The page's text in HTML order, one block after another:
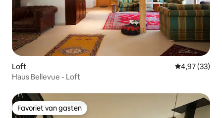
Loft Gemiddelde
4,97 (33)
Haus Bellevue - Loft
Favoriet van gasten
Favoriet van gasten